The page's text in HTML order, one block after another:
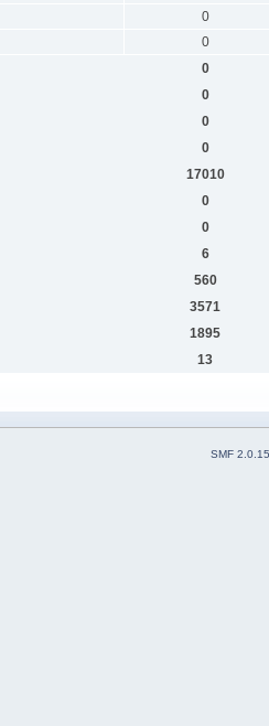
0
0
0
0
0
0
17010
0
0
6
560
3571
1895
13
SMF 2.0.15